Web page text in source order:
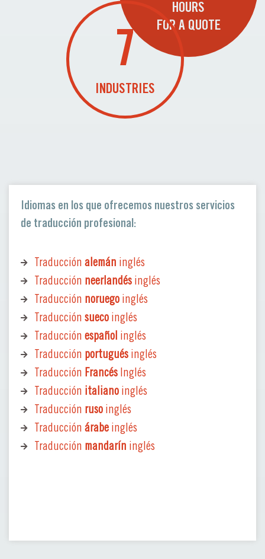
HOURS
FOR A QUOTE
7
INDUSTRIES
Idiomas en los que ofrecemos nuestros servicios
de traducción profesional:
Traducción alemán inglés
Traducción neerlandésinglés
Traducción noruegoinglés
Traducción suecoinglés
Traducción español inglés
Traducción portuguésinglés
Traducción FrancésInglés
Traducción italianoinglés
Traducción rusoinglés
Traducción árabeinglés
Traducción mandarín inglés